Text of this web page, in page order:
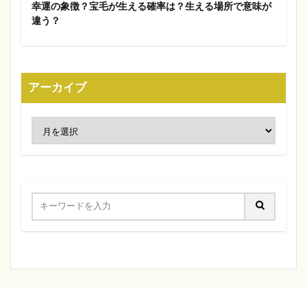
幸運の象徴？宝毛が生える確率は？生える場所で意味が
違う？
アーカイブ